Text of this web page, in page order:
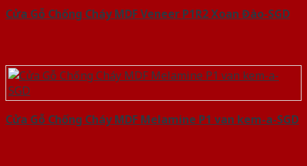
Cửa Gỗ Chống Cháy MDF Veneer P1R2 Xoan Đào-SGD
Cửa Gỗ Chống Cháy MDF Melamine P1 van kem-a-SGD